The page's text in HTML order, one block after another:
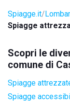
Spiagge.it
Spiagge
Scopri le
comune di
Spiagge
Spiagge